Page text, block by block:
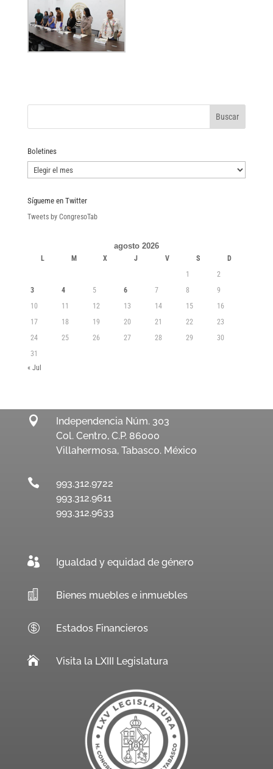
Boletines
Boletines
Sígueme en Twitter
Tweets by CongresoTab
agosto 2026
L M X J V S
D
1
2
3
4 5 6 7 8
9
10
11 12 13 14 15
16
17
18 19 20 21 22
23
24
25 26 27 28 29
30
31
« Jul

Independencia Núm. 303
Col. Centro, C.P. 86000
Villahermosa, Tabasco. México

993.312.9722
993.312.9611
993.312.9633
 Igualdad y equidad de género
 Bienes muebles e inmuebles
 Estados Financieros
 Visita la LXIII Legislatura